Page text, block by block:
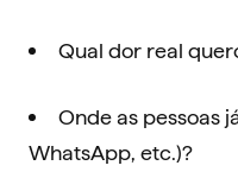
Qual dor real
Onde as pessoas
WhatsApp, etc.)?